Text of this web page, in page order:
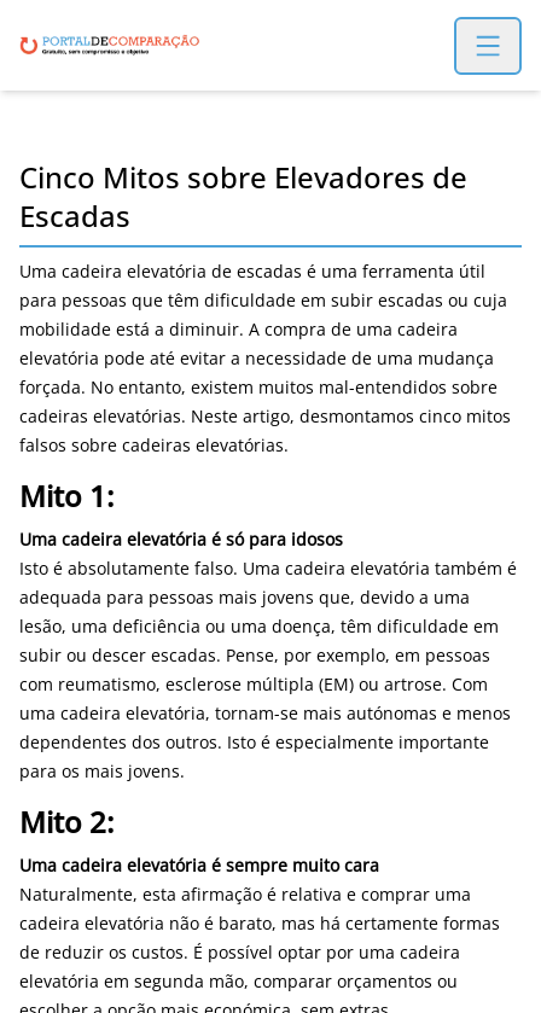
Open
Cinco Mitos sobre Elevadores de
Escadas
Uma cadeira elevatória de escadas é uma ferramenta útil
para pessoas que têm dificuldade em subir escadas ou cuja
mobilidade está a diminuir. A compra de uma cadeira
elevatória pode até evitar a necessidade de uma mudança
forçada. No entanto, existem muitos mal-entendidos sobre
cadeiras elevatórias. Neste artigo, desmontamos cinco mitos
falsos sobre cadeiras elevatórias.
Mito 1:
Uma cadeira elevatória é só para idosos
Isto é absolutamente falso. Uma cadeira elevatória também é
adequada para pessoas mais jovens que, devido a uma
lesão, uma deficiência ou uma doença, têm dificuldade em
subir ou descer escadas. Pense, por exemplo, em pessoas
com reumatismo, esclerose múltipla (EM) ou artrose. Com
uma cadeira elevatória, tornam-se mais autónomas e menos
dependentes dos outros. Isto é especialmente importante
para os mais jovens.
Mito 2:
Uma cadeira elevatória é sempre muito cara
Naturalmente, esta afirmação é relativa e comprar uma
cadeira elevatória não é barato, mas há certamente formas
de reduzir os custos. É possível optar por uma cadeira
elevatória em segunda mão, comparar orçamentos ou